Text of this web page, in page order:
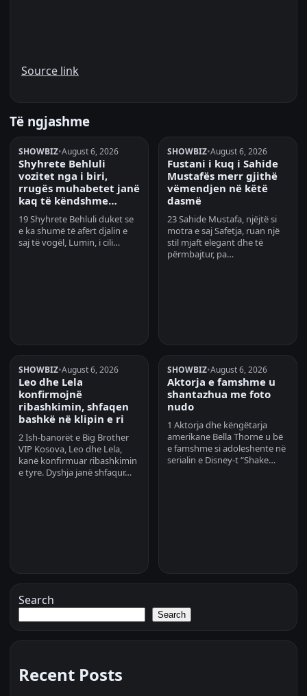
Source link
Të ngjashme
SHOWBIZ•August 6, 2026
Shyhrete Behluli
vozitet nga i biri,
rrugës muhabetet janë
kaq të këndshme…
19 Shyhrete Behluli duket se
e ka shumë të afërt djalin e
saj të vogël, Lumin, i cili…
SHOWBIZ•August 6, 2026
Fustani i kuq i Sahide
Mustafës merr gjithë
vëmendjen në këtë
dasmë
23 Sahide Mustafa, njëjtë si
motra e saj Safetja, ruan një
stil mjaft elegant dhe të
përmbajtur, pa…
SHOWBIZ•August 6, 2026
Leo dhe Lela
konfirmojnë
ribashkimin, shfaqen
bashkë në klipin e ri
2 Ish-banorët e Big Brother
VIP Kosova, Leo dhe Lela,
kanë konfirmuar ribashkimin
e tyre. Dyshja janë shfaqur…
SHOWBIZ•August 6, 2026
Aktorja e famshme u
shantazhua me foto
nudo
1 Aktorja dhe këngëtarja
amerikane Bella Thorne u bë
e famshme si adoleshente në
serialin e Disney-t “Shake…
Search
Search
Recent Posts